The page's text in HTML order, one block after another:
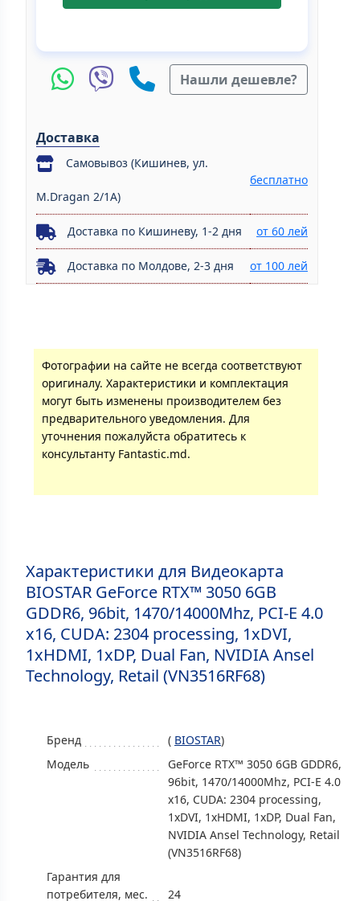
Нашли дешевле?
Доставка
Самовывоз (Кишинев, ул.
M.Dragan 2/1A)
бесплатно
Доставка по Кишиневу, 1-2 дня от 60 лей
Доставка по Молдове, 2-3 дня от 100 лей
Фотографии на сайте не всегда соответствуют
оригиналу. Характеристики и комплектация
могут быть изменены производителем без
предварительного уведомления. Для
уточнения пожалуйста обратитесь к
консультанту Fantastic.md.
Характеристики для Видеокарта
BIOSTAR GeForce RTX™ 3050 6GB
GDDR6, 96bit, 1470/14000Mhz, PCI-E 4.0
x16, CUDA: 2304 processing, 1xDVI,
1xHDMI, 1xDP, Dual Fan, NVIDIA Ansel
Technology, Retail (VN3516RF68)
Бренд ( BIOSTAR)
Модель
GeForce RTX™ 3050 6GB GDDR6,
96bit, 1470/14000Mhz, PCI-E 4.0
x16, CUDA: 2304 processing,
1xDVI, 1xHDMI, 1xDP, Dual Fan,
NVIDIA Ansel Technology, Retail
(VN3516RF68)
Гарантия для
потребителя, мес.
24